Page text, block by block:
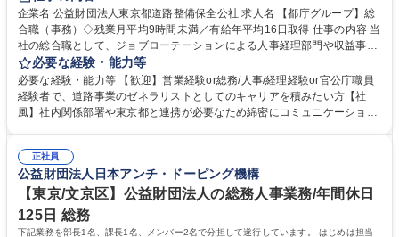
駅近5分以内
資格取得手当あり 食事補助あり
企業名 公益財団法人東京都道路整備保全公社 求人名 【都庁グループ】総
合職（事務）◇残業月平均9時間未満／有給年平均16日取得 仕事の内容 当
社の総合職として、ジョブローテーションによる人事経理部門や収益事業
等のフロント部門の部署等幅広い部署での業務をお任せいたします。研修
制度やキャリア支援が充実しております！ ※下記業務詳細 【業務詳細】■
管理部門：広報、人事、経理など当公社の運営に係る管理業務 ■収益部
門：駐車場の新規開拓、管理運営、新宿駅西口広場の「イベントコーナ
道路施設や道路工事現場の見学ツアー事業 ※入社後は上記いずれかの部門
へ配属。※業務内容変更の範囲：会社の定める業務 募集職種 【都庁グル
ープ】総合職（事務）◇残業月平均9時間未満／有給年平均16日取得
必要な経験・能力等
必要な経験・能力等 【歓迎】営業経験or総務/人事/経理経験or官公庁職員
経験者で、道路事業のゼネラリストとしてのキャリアを積みたい方【社
風】社内関係部署や東京都と連携が必要なため綿密にコミュニケーション
部門など多岐に渡る業務を経験できます。 ■様々なプロジェクト：駐車場
事業の他、新宿駅西口広場内に設置された照明を兼ねた広告「ブライトサ
イン」の管理運営を行うなど、事業収益を生み出す活動を積極的に行って
います。 学歴・資格 学歴：大学院 大学 高専 短大 専修学校 高校 語学力：
資格：
正社員
公益財団法人日本アンチ・ドーピング機構
【東京/文京区】公益財団法人の総務人事業務/年間休日
125日 総務
下記業務を部長1名、課長1名、メンバー2名で分担して遂行しています。 はじめは担当